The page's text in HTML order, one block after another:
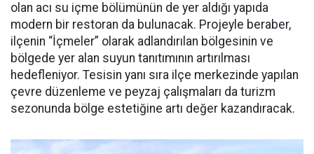
olan acı su içme bölümünün de yer aldığı yapıda
modern bir restoran da bulunacak. Projeyle beraber,
ilçenin “İçmeler” olarak adlandırılan bölgesinin ve
bölgede yer alan suyun tanıtımının artırılması
hedefleniyor. Tesisin yanı sıra ilçe merkezinde yapılan
çevre düzenleme ve peyzaj çalışmaları da turizm
sezonunda bölge estetiğine artı değer kazandıracak.